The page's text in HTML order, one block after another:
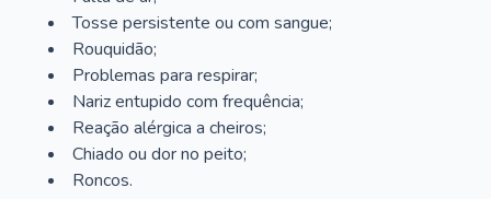
Tosse persistente ou com sangue;
Rouquidão;
Problemas para respirar;
Nariz entupido com frequência;
Reação alérgica a cheiros;
Chiado ou dor no peito;
Roncos.